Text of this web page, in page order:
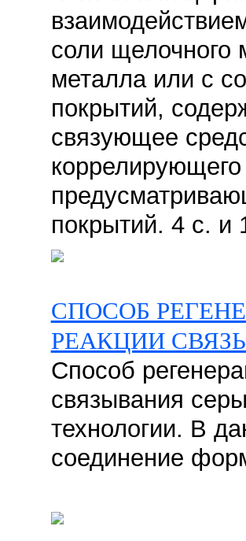
соли щелочного
металла или с
покрытий,
связующее
коррелирующего
покрытий. 4 с.
СПОСОБ
РЕАКЦИИ
Способ
связывания
технологии. В
соединение